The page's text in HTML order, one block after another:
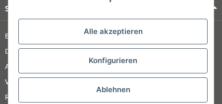
Alle akzeptieren
Konfigurieren
Ablehnen
Shop Service
Barrierefreiheitserklärung
Datenschutz
AGB
Versandinformationen
Retour